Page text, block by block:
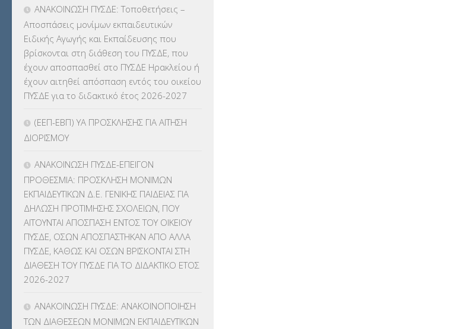
ΕΥΡΩΠΑΪΚΑ ΠΡΟΓΡΑΜΜΑΤΑ(230)
ΚΕΣΥ(60)
ΚΕΣΥΠ (109)
ΚΠγ – ΚΡΑΤΙΚΟ ΠΙΣΤΟΠΟΙΗΤΙΚΟ
ΚΠπ- ΚΡΑΤΙΚΟ ΠΙΣΤΟΠΟΙΗΤΙΚΟ
ΛΟΙΠΑ(309)
ΜΑΘΗΤΕΙΑ(275)
ΜΕΤΑΘΕΣΕΙΣ-ΤΟΠΟΘΕΤΗΣΕΙΣ
ΒΕΛΤΙΩΣΕΙΣ(319)
ΜΕΤΑΤΑΞΕΙΣ
ΜΕΤΑΦΟΡΑ ΜΑΘΗΤΩΝ(3)
ΑΝΑΚΟΙΝΩΣΗ ΠΥΣΔΕ: Τοποθετήσεις –
Αποσπάσεις μονίμων εκπαιδευτικών
Ειδικής Αγωγής και Εκπαίδευσης που
βρίσκονται στη διάθεση του ΠΥΣΔΕ, που
έχουν αποσπασθεί στο ΠΥΣΔΕ Ηρακλείου ή
έχουν αιτηθεί απόσπαση εντός του οικείου
ΠΥΣΔΕ για το διδακτικό έτος 2026-2027
(ΕΕΠ-ΕΒΠ) ΥΑ ΠΡΟΣΚΛΗΣΗΣ ΓΙΑ ΑΙΤΗΣΗ
ΔΙΟΡΙΣΜΟΥ
ΑΝΑΚΟΙΝΩΣΗ ΠΥΣΔΕ-ΕΠΕΙΓΟΝ
ΠΡΟΘΕΣΜΙΑ: ΠΡΟΣΚΛΗΣΗ ΜΟΝΙΜΩΝ
ΕΚΠΑΙΔΕΥΤΙΚΩΝ Δ.Ε. ΓΕΝΙΚΗΣ ΠΑΙΔΕΙΑΣ ΓΙΑ
ΔΗΛΩΣΗ ΠΡΟΤΙΜΗΣΗΣ ΣΧΟΛΕΙΩΝ, ΠΟΥ
ΑΙΤΟΥΝΤΑΙ ΑΠΟΣΠΑΣΗ ΕΝΤΟΣ ΤΟΥ ΟΙΚΕΙΟΥ
ΠΥΣΔΕ, ΟΣΩΝ ΑΠΟΣΠΑΣΤΗΚΑΝ ΑΠΟ ΑΛΛΑ
ΠΥΣΔΕ, ΚΑΘΩΣ ΚΑΙ ΟΣΩΝ ΒΡΙΣΚΟΝΤΑΙ ΣΤΗ
ΔΙΑΘΕΣΗ ΤΟΥ ΠΥΣΔΕ ΓΙΑ ΤΟ ΔΙΔΑΚΤΙΚΟ ΕΤΟΣ
2026-2027
ΑΝΑΚΟΙΝΩΣΗ ΠΥΣΔΕ: ΑΝΑΚΟΙΝΟΠΟΙΗΣΗ
ΤΩΝ ΔΙΑΘΕΣΕΩΝ ΜΟΝΙΜΩΝ ΕΚΠΑΙΔΕΥΤΙΚΩΝ